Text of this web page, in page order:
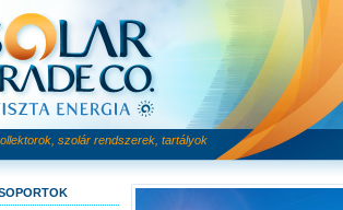
szolár rendszerek, tartályok